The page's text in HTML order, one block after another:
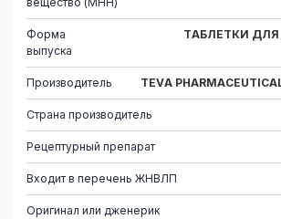
вещество (МНН)
Форма
выпуска
ТАБЛЕТКИ
Производитель TEVA
Страна производитель
Рецептурный препарат
Входит в перечень ЖНВЛП
Оригинал или дженерик